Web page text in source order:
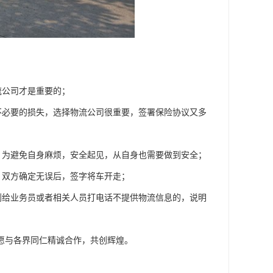
司才是重要的；
要的损失，选择物流公司很重要，签署保险协议又多
避免自身麻烦，安全起见，从自身也需要做到安全；
方确定无误后，签字将车开走；
业务员或者相关人员打电话不提供物流信息的，说明
各界同仁精诚合作，共创辉煌。